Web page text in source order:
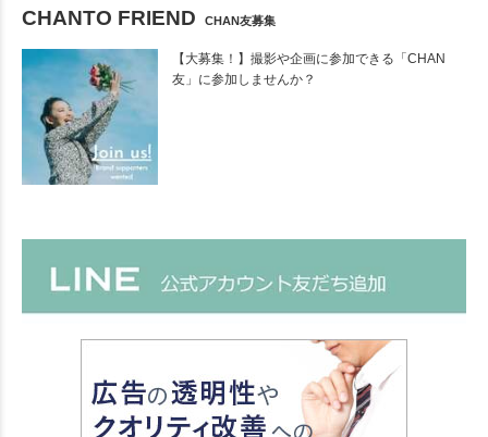
CHANTO FRIEND CHAN友募集
【大募集！】撮影や企画に参加できる「CHAN
友」に参加しませんか？